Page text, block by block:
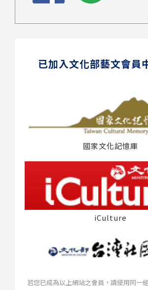
已加入文化部藝文會員
國家文化記憶庫
iCulture
若您已成為以上網站之會員，請使用同一